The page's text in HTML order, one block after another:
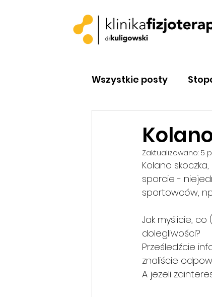
Wszystkie posty
Zaktualizowano: 5
Kolano
sporcie -
sportowców,
Jak myślicie,
dolegliwości?
Prześledźcie
znaliście
A jeżeli